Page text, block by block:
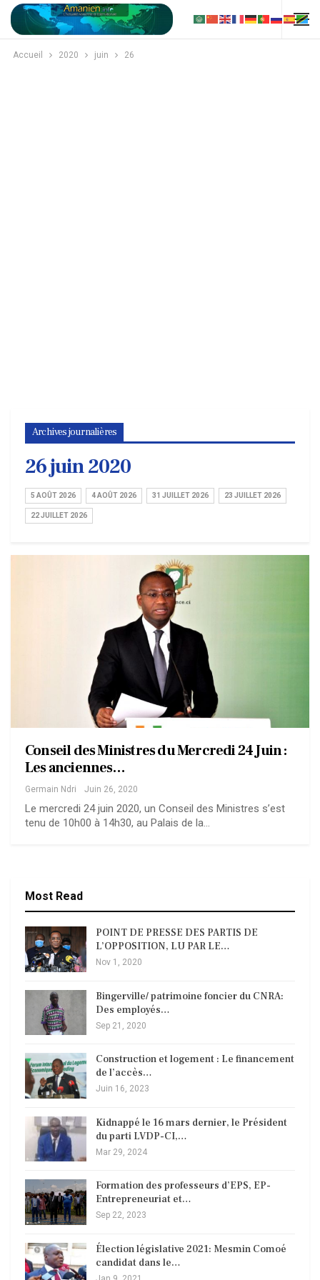
Accueil 2020 juin 26
Archives journalières
26 juin 2020
5 AOÛT 2026 4 AOÛT 2026 31 JUILLET 2026 23 JUILLET 2026
22 JUILLET 2026
Conseil des Ministres du Mercredi 24 Juin :
Les anciennes…
Germain Ndri Juin 26, 2020
Le mercredi 24 juin 2020, un Conseil des Ministres s’est
tenu de 10h00 à 14h30, au Palais de la…
Most Read
POINT DE PRESSE DES PARTIS DE
L’OPPOSITION, LU PAR LE…
Nov 1, 2020
Bingerville/ patrimoine foncier du CNRA:
Des employés…
Sep 21, 2020
Construction et logement : Le financement
de l’accès…
Juin 16, 2023
Kidnappé le 16 mars dernier, le Président
du parti LVDP-CI,…
Mar 29, 2024
Formation des professeurs d’EPS, EP-
Entrepreneuriat et…
Sep 22, 2023
Élection législative 2021: Mesmin Comoé
candidat dans le…